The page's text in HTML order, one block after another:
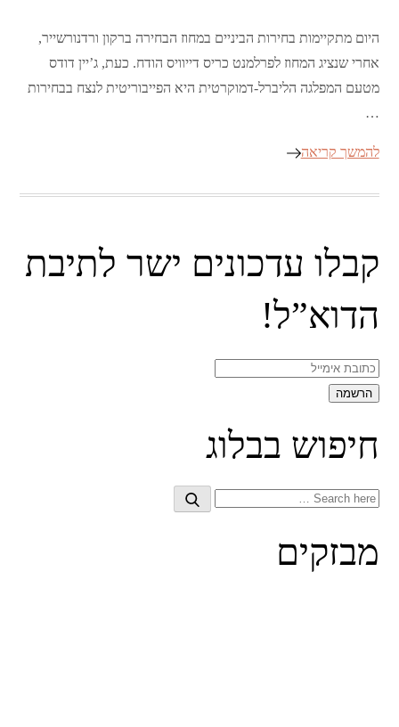
היום מתקיימות בחירות הביניים במחוז הבחירה ברקון ורדנורשייר,
אחרי שנציג המחוז לפרלמנט כריס דייוויס הודח. כעת, ג’יין דודס
מטעם המפלגה הליברל-דמוקרטית היא הפייבוריטית לנצח בבחירות
…
להמשך קריאה
קבלו עדכונים ישר לתיבת
הדוא”ל!
חיפוש בבלוג
Search
Search
מבזקים